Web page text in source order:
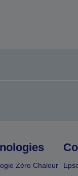
Zéro Chaleur